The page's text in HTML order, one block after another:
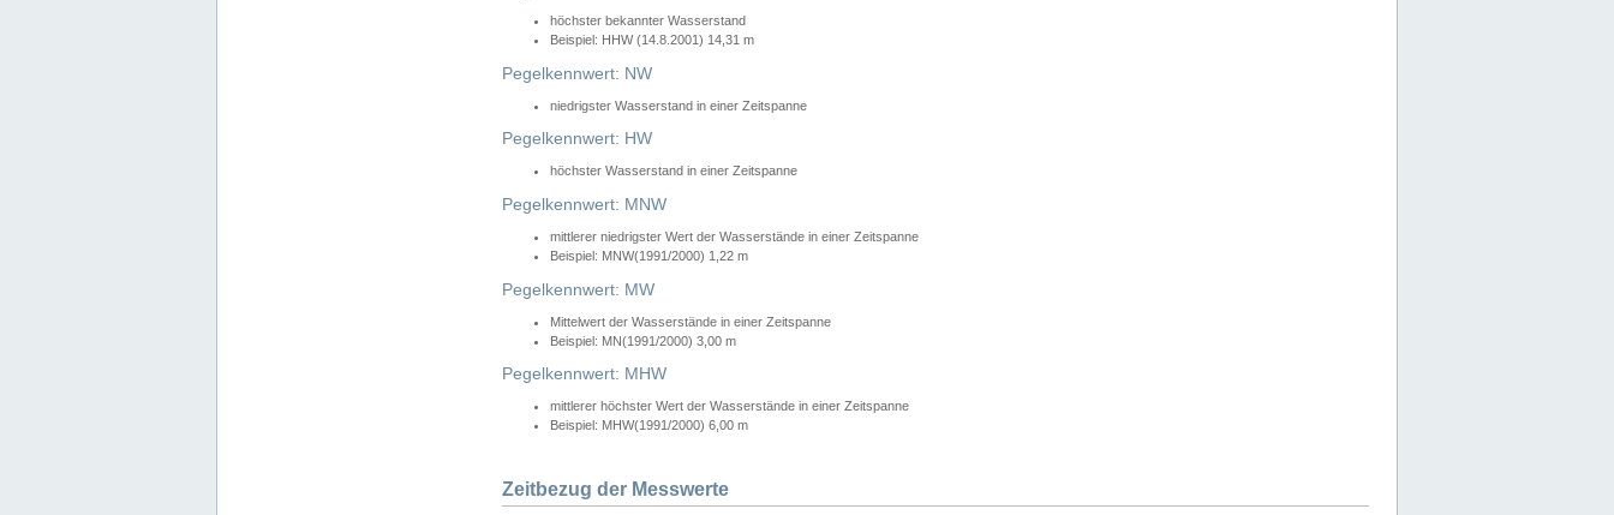
höchster bekannter Wasserstand
Beispiel: HHW (14.8.2001) 14,31 m
Pegelkennwert: NW
niedrigster Wasserstand in einer Zeitspanne
Pegelkennwert: HW
höchster Wasserstand in einer Zeitspanne
Pegelkennwert: MNW
mittlerer niedrigster Wert der Wasserstände in einer Zeitspanne
Beispiel: MNW(1991/2000) 1,22 m
Pegelkennwert: MW
Mittelwert der Wasserstände in einer Zeitspanne
Beispiel: MN(1991/2000) 3,00 m
Pegelkennwert: MHW
mittlerer höchster Wert der Wasserstände in einer Zeitspanne
Beispiel: MHW(1991/2000) 6,00 m
Zeitbezug der Messwerte